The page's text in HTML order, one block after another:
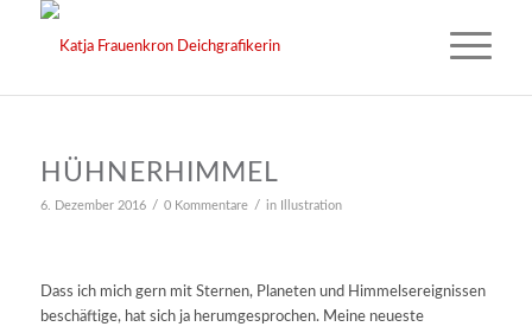
HÜHNERHIMMEL
6. Dezember 2016 / 0 Kommentare / in Illustration
Dass ich mich gern mit Sternen, Planeten und Himmelsereignissen
beschäftige, hat sich ja herumgesprochen. Meine neueste